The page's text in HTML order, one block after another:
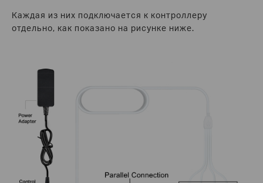
Каждая из них подключается к контроллеру
отдельно, как показано на рисунке ниже.